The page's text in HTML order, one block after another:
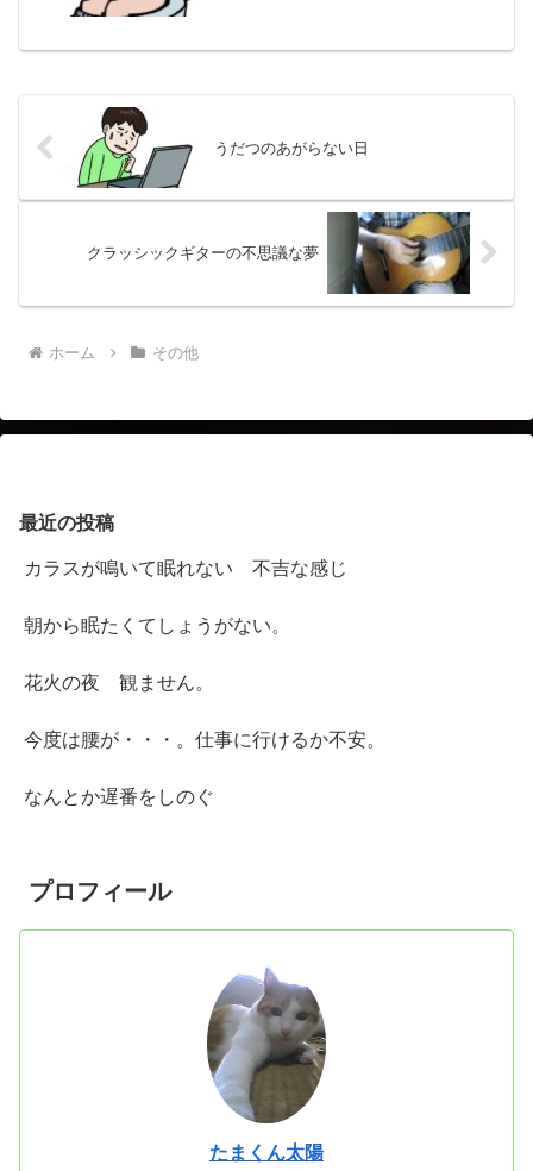
帰ってコーヒー飲んでホッとしていると
うだつのあがらない日
クラッシックギターの不思議な夢
ホーム その他
最近の投稿
カラスが鳴いて眠れない 不吉な感じ
朝から眠たくてしょうがない。
花火の夜 観ません。
今度は腰が・・・。仕事に行けるか不安。
なんとか遅番をしのぐ
プロフィール
たまくん太陽